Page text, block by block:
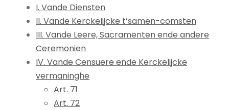
I. Vande Diensten
II. Vande Kerckelijcke t’samen-comsten
III. Vande Leere, Sacramenten ende andere
Ceremonien
IV. Vande Censuere ende Kerckelijcke
vermaninghe
Art. 71
Art. 72